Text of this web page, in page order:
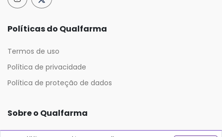
Políticas do Qualfarma
Termos de uso
Política de privacidade
Política de proteção de dados
Sobre o Qualfarma